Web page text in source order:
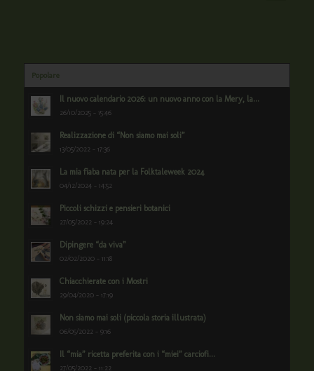
Popolare
Il nuovo calendario 2026: un nuovo anno con la Mery, la...
26/10/2025 - 15:46
Realizzazione di “Non siamo mai soli”
13/05/2022 - 17:36
La mia fiaba nata per la Folktaleweek 2024
04/12/2024 - 14:52
Piccoli schizzi e pensieri botanici
27/05/2022 - 19:24
Dipingere “da viva”
02/02/2020 - 11:18
Chiacchierate con i Mostri
29/04/2020 - 17:19
Non siamo mai soli (piccola storia illustrata)
06/05/2022 - 9:16
Il “mia” ricetta preferita con i “miei” carciofi...
27/05/2022 - 11:22